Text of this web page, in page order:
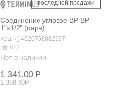
последней продажи
Соединение угловое ВР-ВР
1"х1/2" (пара)
КОД: 4620768882937
0.0
Нет в наличии
1 341.00 Р
1 368.00Р